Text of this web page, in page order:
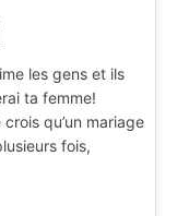
les gens et ils
ta femme!
qu’un mariage
fois,